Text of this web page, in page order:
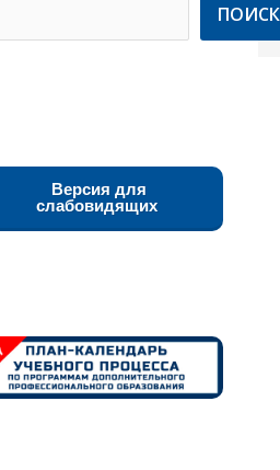
и
ПОИСК
Версия для
слабовидящих